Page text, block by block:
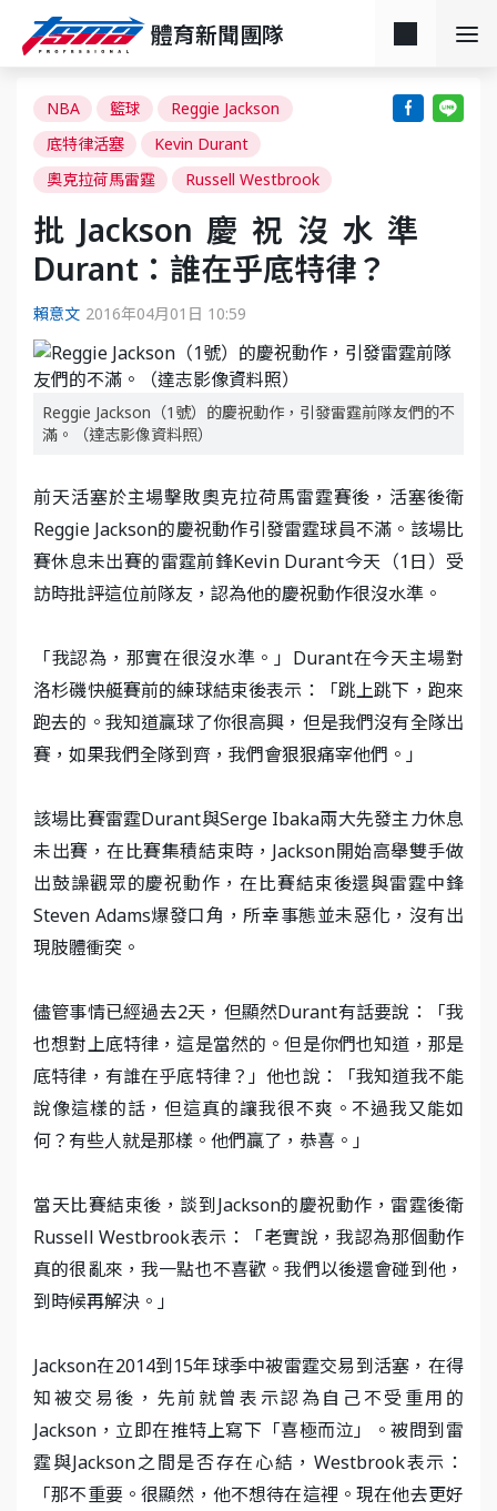
體育新聞團隊
NBA 籃球
Reggie Jackson
底特律活塞
Kevin Durant
奧克拉荷馬雷霆
Russell Westbrook
批Jackson慶祝沒水準
Durant：誰在乎底特律？
賴意文 2016年04月01日 10:59
Reggie Jackson（1號）的慶祝動作，引發雷霆前隊友們的不
滿。（達志影像資料照）
前天活塞於主場擊敗奧克拉荷馬雷霆賽後，活塞後衛
Reggie Jackson的慶祝動作引發雷霆球員不滿。該場比
賽休息未出賽的雷霆前鋒Kevin Durant今天（1日）受
訪時批評這位前隊友，認為他的慶祝動作很沒水準。
「我認為，那實在很沒水準。」Durant在今天主場對
洛杉磯快艇賽前的練球結束後表示：「跳上跳下，跑來
跑去的。我知道贏球了你很高興，但是我們沒有全隊出
賽，如果我們全隊到齊，我們會狠狠痛宰他們。」
該場比賽雷霆Durant與Serge Ibaka兩大先發主力休息
未出賽，在比賽集積結束時，Jackson開始高舉雙手做
出鼓譟觀眾的慶祝動作，在比賽結束後還與雷霆中鋒
Steven Adams爆發口角，所幸事態並未惡化，沒有出
現肢體衝突。
儘管事情已經過去2天，但顯然Durant有話要說：「我
也想對上底特律，這是當然的。但是你們也知道，那是
底特律，有誰在乎底特律？」他也說：「我知道我不能
說像這樣的話，但這真的讓我很不爽。不過我又能如
何？有些人就是那樣。他們贏了，恭喜。」
當天比賽結束後，談到Jackson的慶祝動作，雷霆後衛
Russell Westbrook表示：「老實說，我認為那個動作
真的很亂來，我一點也不喜歡。我們以後還會碰到他，
到時候再解決。」
Jackson在2014到15年球季中被雷霆交易到活塞，在得
知被交易後，先前就曾表示認為自己不受重用的
Jackson，立即在推特上寫下「喜極而泣」。被問到雷
霆與Jackson之間是否存在心結，Westbrook表示：
「那不重要。很顯然，他不想待在這裡。現在他去更好